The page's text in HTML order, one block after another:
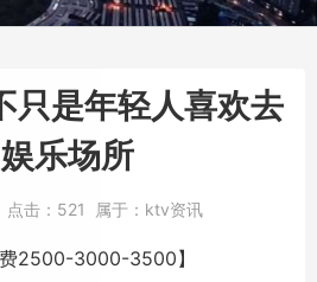
只是年轻人喜欢去
乐场所
点击： 521 属于： ktv资讯
2500-3000-3500】